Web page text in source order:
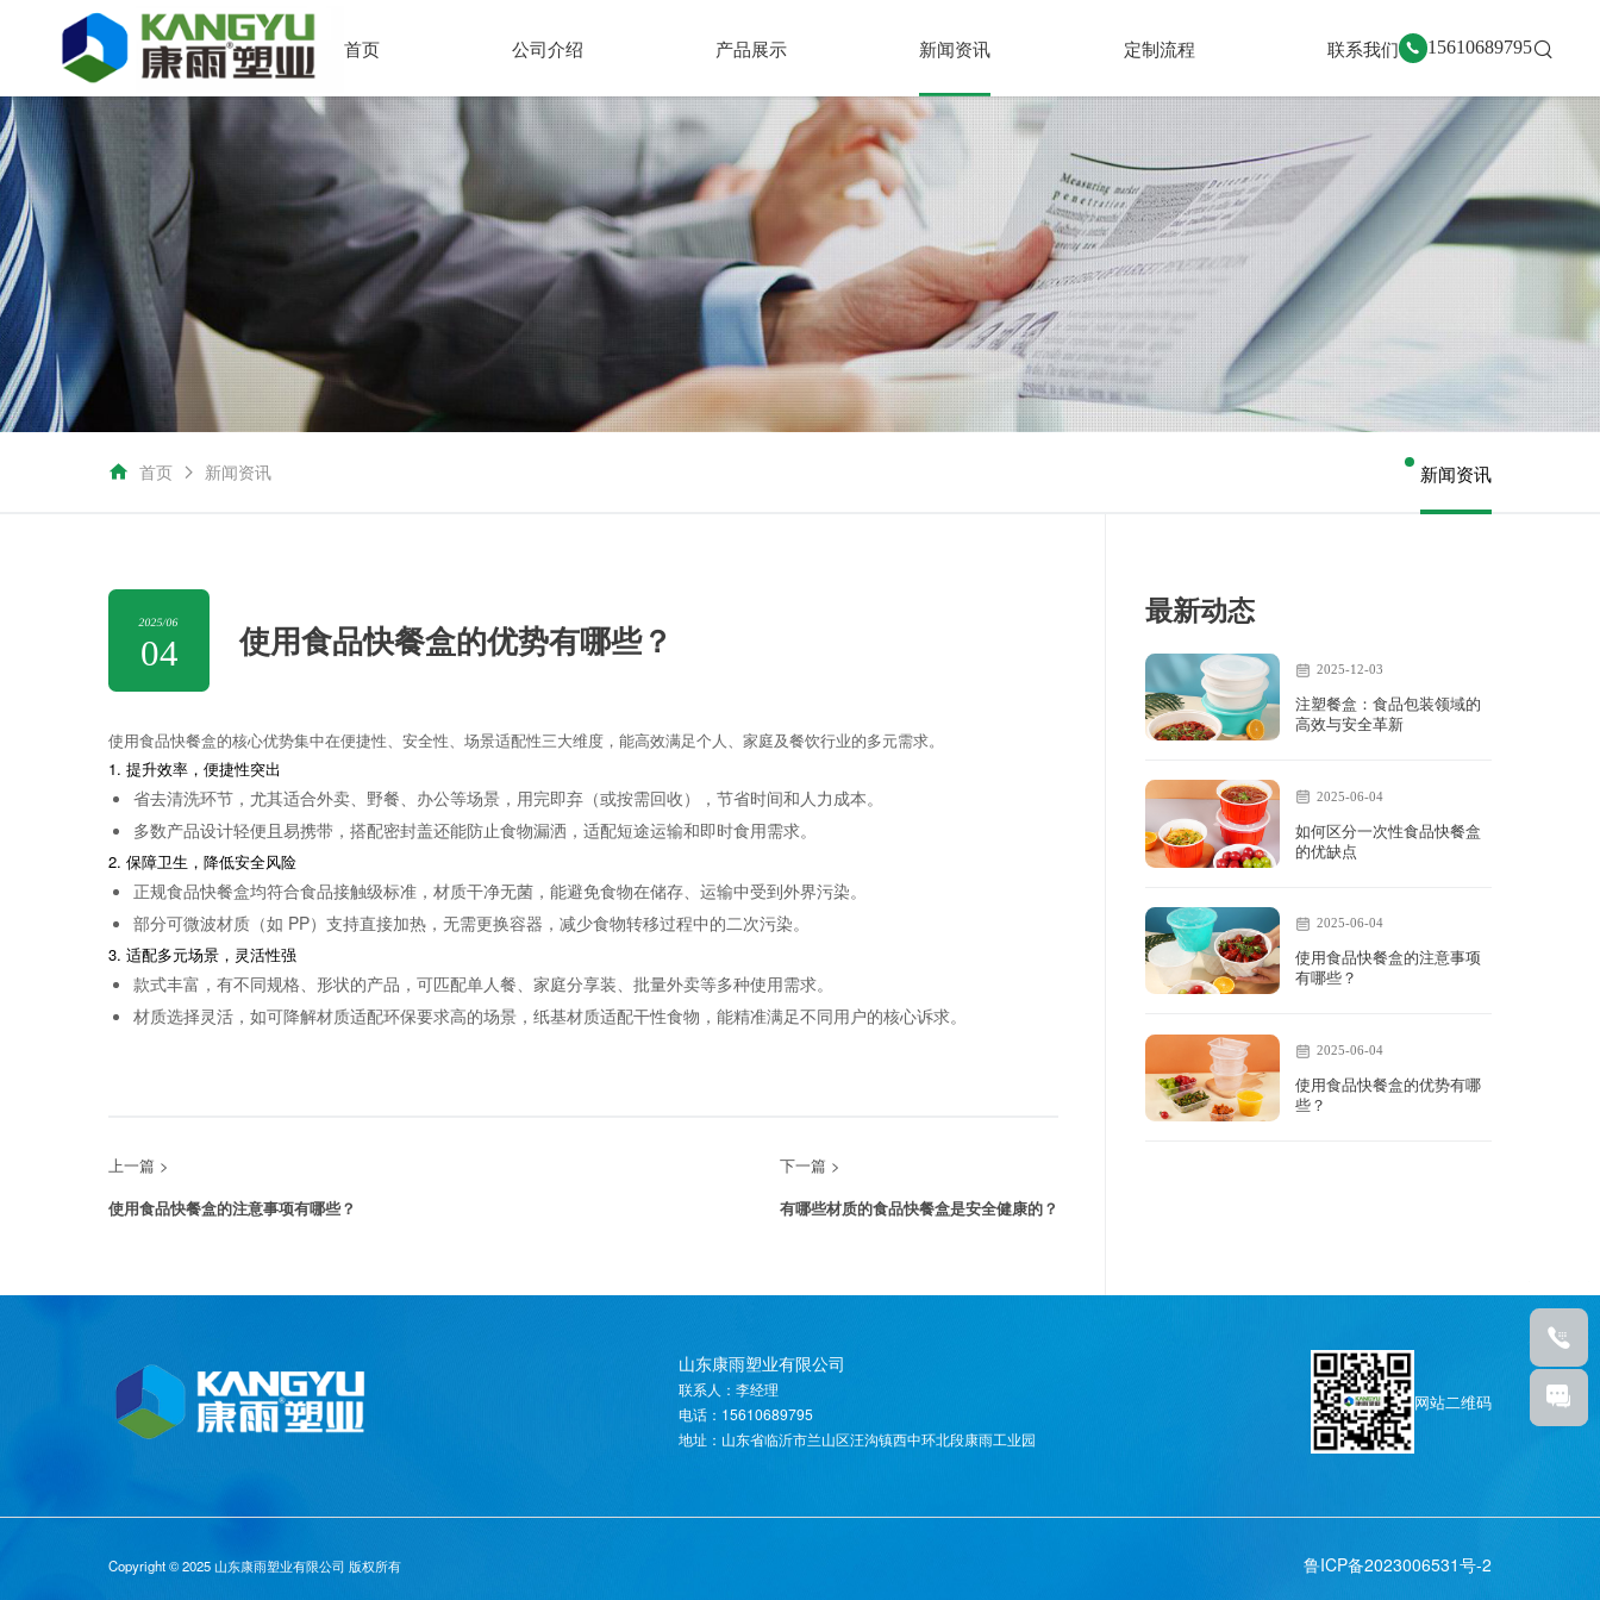
首页 公司介绍 产品展示
光壁圆碗 注塑
瓦楞碗注塑
圆盆
水晶系列
方形餐盒
透明款
调料盒
玉米可降解圆盒
新闻资讯 定制流程 联系我们 15610689795
首页 新闻资讯 新闻资讯
2025/06
04 使用食品快餐盒的优势有哪些？
使用食品快餐盒的核心优势集中在便捷性、安全性、场景适配性三大维度，能高效满足个人、家庭及餐饮行业的多元需求。
1. 提升效率，便捷性突出
省去清洗环节，尤其适合外卖、野餐、办公等场景，用完即弃（或按需回收），节省时间和人力成本。
多数产品设计轻便且易携带，搭配密封盖还能防止食物漏洒，适配短途运输和即时食用需求。
2. 保障卫生，降低安全风险
正规食品快餐盒均符合食品接触级标准，材质干净无菌，能避免食物在储存、运输中受到外界污染。
部分可微波材质（如 PP）支持直接加热，无需更换容器，减少食物转移过程中的二次污染。
3. 适配多元场景，灵活性强
款式丰富，有不同规格、形状的产品，可匹配单人餐、家庭分享装、批量外卖等多种使用需求。
材质选择灵活，如可降解材质适配环保要求高的场景，纸基材质适配干性食物，能精准满足不同用户的核心诉求。
上一篇 >
使用食品快餐盒的注意事项有哪些？
下一篇 >
有哪些材质的食品快餐盒是安全健康的？
最新动态
2025-12-03
注塑餐盒：食品包装领域的
高效与安全革新
2025-06-04
如何区分一次性食品快餐盒
的优缺点
2025-06-04
使用食品快餐盒的注意事项
有哪些？
2025-06-04
使用食品快餐盒的优势有哪
些？
山东康雨塑业有限公司
联系人：李经理
电话：15610689795
地址：山东省临沂市兰山区汪沟镇西中环北段康雨工业园
网站二维码
Copyright © 2025 山东康雨塑业有限公司 版权所有 鲁ICP备2023006531号-2